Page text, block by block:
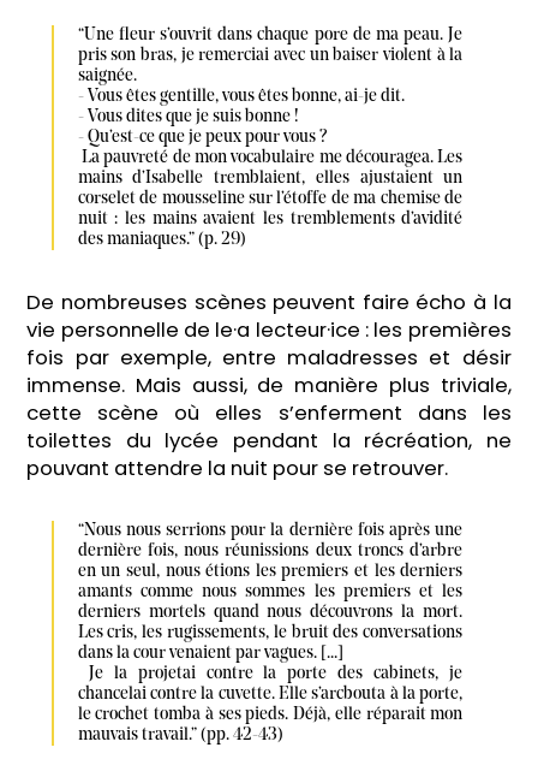
“Une fleur s’ouvrit dans chaque pore de ma peau. Je
pris son bras, je remerciai avec un baiser violent à la
saignée.
- Vous êtes gentille, vous êtes bonne, ai-je dit.
- Vous dites que je suis bonne !
- Qu’est-ce que je peux pour vous ?
La pauvreté de mon vocabulaire me découragea. Les
mains d’Isabelle tremblaient, elles ajustaient un
corselet de mousseline sur l’étoffe de ma chemise de
nuit : les mains avaient les tremblements d’avidité
des maniaques.” (p. 29)
De nombreuses scènes peuvent faire écho à la
vie personnelle de le·a lecteur·ice : les premières
fois par exemple, entre maladresses et désir
immense. Mais aussi, de manière plus triviale,
cette scène où elles s’enferment dans les
toilettes du lycée pendant la récréation, ne
pouvant attendre la nuit pour se retrouver.
“Nous nous serrions pour la dernière fois après une
dernière fois, nous réunissions deux troncs d’arbre
en un seul, nous étions les premiers et les derniers
amants comme nous sommes les premiers et les
derniers mortels quand nous découvrons la mort.
Les cris, les rugissements, le bruit des conversations
dans la cour venaient par vagues. [...]
chancelai contre la cuvette. Elle s’arcbouta à la porte,
le crochet tomba à ses pieds. Déjà, elle réparait mon
mauvais travail.” (pp. 42-43)